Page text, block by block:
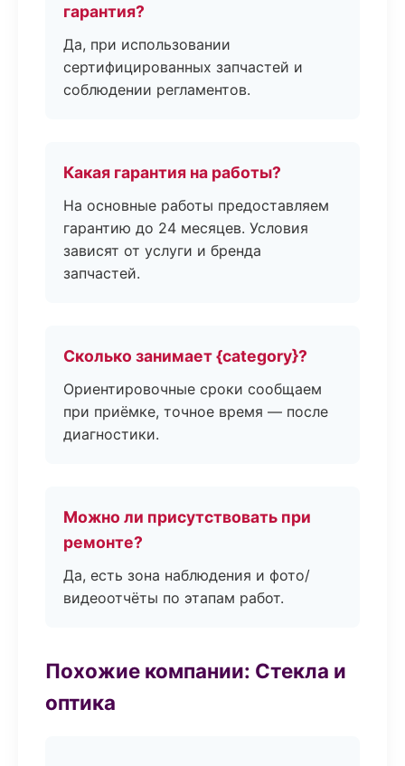
гарантия?
Да, при использовании
сертифицированных запчастей и
соблюдении регламентов.
Какая гарантия на работы?
На основные работы предоставляем
гарантию до 24 месяцев. Условия
зависят от услуги и бренда
запчастей.
Сколько занимает {category}?
Ориентировочные сроки сообщаем
при приёмке, точное время — после
диагностики.
Можно ли присутствовать при
ремонте?
Да, есть зона наблюдения и фото/
видеоотчёты по этапам работ.
Похожие компании: Стекла и
оптика